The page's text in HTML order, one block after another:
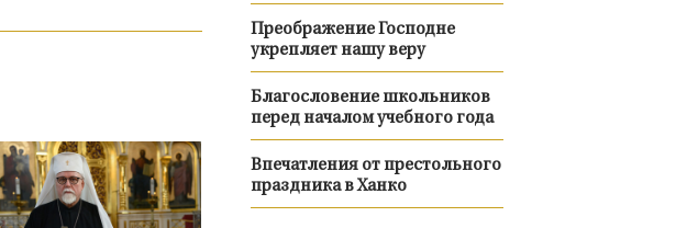
Преображение Господне
укрепляет нашу веру
Благословение школьников
перед началом учебного года
Впечатления от престольного
праздника в Ханко